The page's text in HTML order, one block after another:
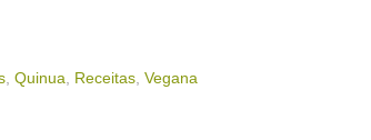
Quinua Receitas Vegana